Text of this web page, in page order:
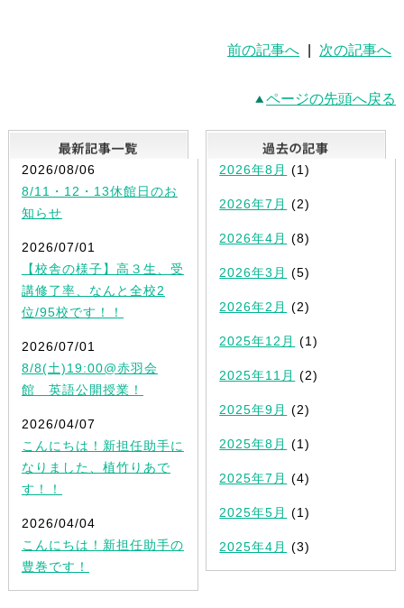
前の記事へ 次の記事へ
ページの先頭へ戻る
最新記事一覧
2026/08/06
8/11・12・13休館日のお
知らせ
2026/07/01
【校舎の様子】高３生、受
講修了率、なんと全校2
位/95校です！！
2026/07/01
8/8(土)19:00@赤羽会
館 英語公開授業！
2026/04/07
こんにちは！新担任助手に
なりました、植竹りあで
す！！
2026/04/04
こんにちは！新担任助手の
豊巻です！
2026年8月 (1)
2026年7月 (2)
2026年4月 (8)
2026年3月 (5)
2026年2月 (2)
2025年12月 (1)
2025年11月 (2)
2025年9月 (2)
2025年8月 (1)
2025年7月 (4)
2025年5月 (1)
2025年4月 (3)